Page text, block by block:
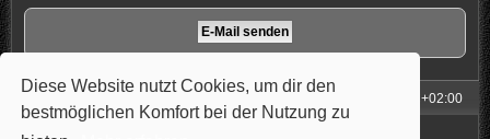
Diese Website nutzt Cookies, um dir den
bestmöglichen Komfort bei der Nutzung zu
UTC+02:00
Powered by